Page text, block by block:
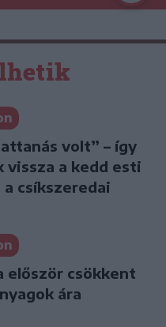
volt” – így
vissza a kedd esti
csíkszeredai
először csökkent
ára